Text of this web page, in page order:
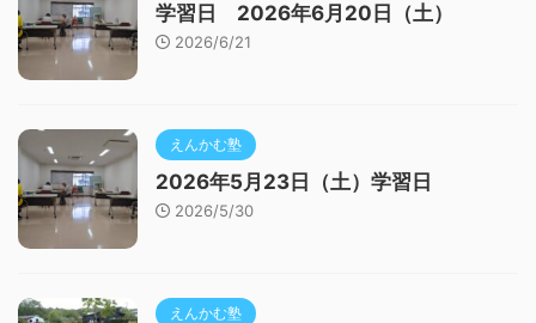
学習日 2026年6月20日（土）
2026/6/21
えんかむ塾
2026年5月23日（土）学習日
2026/5/30
えんかむ塾